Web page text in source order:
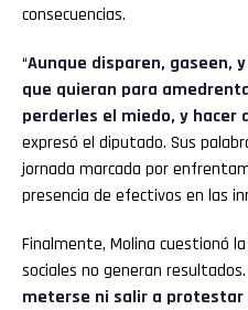
consecuencias.
“Aunque disparen, gaseen,
que quieran para
perderles el miedo, y hacer
expresó el diputado. Sus
jornada marcada por
presencia de efectivos en las
Finalmente, Molina cuestionó
sociales no generan resultados.
meterse ni salir a protestar